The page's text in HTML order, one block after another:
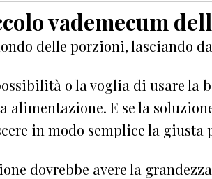
vademecum
delle porzioni, lasciando
o la voglia di usare la
E se la
in modo semplice la
dovrebbe avere la